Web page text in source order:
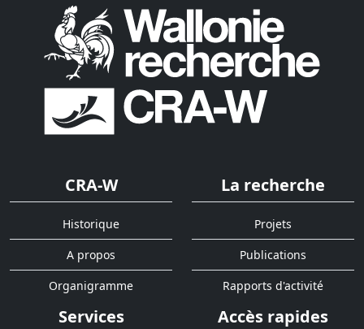
CRA-W
Historique
A propos
Organigramme
La recherche
Projets
Publications
Rapports d'activité
Services Accès rapides